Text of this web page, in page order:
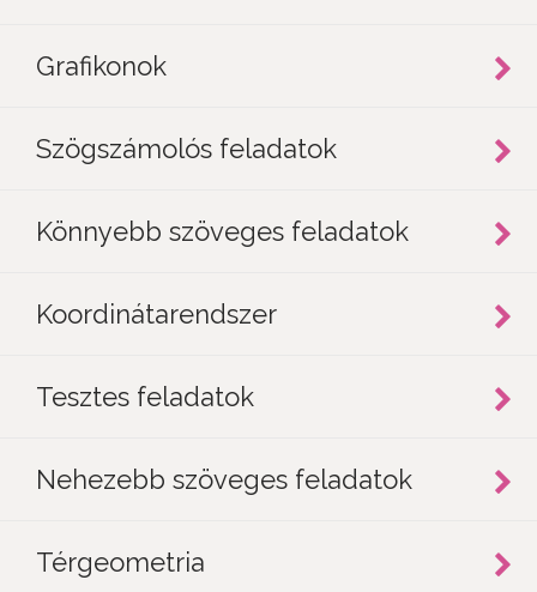
Grafikonok
Szögszámolós feladatok
Könnyebb szöveges feladatok
Koordinátarendszer
Tesztes feladatok
Nehezebb szöveges feladatok
Térgeometria